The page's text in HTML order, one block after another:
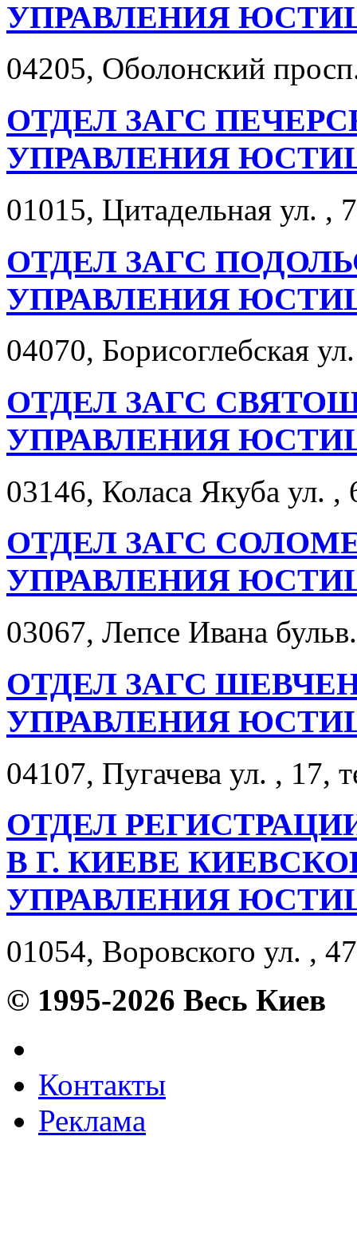
УПРАВЛЕНИЯ
04205, Оболонский
ОТДЕЛ ЗАГС
УПРАВЛЕНИЯ
01015, Цитадельная ул. ,
ОТДЕЛ ЗАГС
УПРАВЛЕНИЯ
04070, Борисоглебская
ОТДЕЛ ЗАГС
УПРАВЛЕНИЯ
03146, Коласа Якуба ул. ,
ОТДЕЛ ЗАГС
УПРАВЛЕНИЯ
03067, Лепсе Ивана
ОТДЕЛ ЗАГС
УПРАВЛЕНИЯ
04107, Пугачева ул. , 17,
ОТДЕЛ
В Г. КИЕВЕ
УПРАВЛЕНИЯ
01054, Воровского ул. ,
© 1995-2026 Весь Киев
Контакты
Реклама